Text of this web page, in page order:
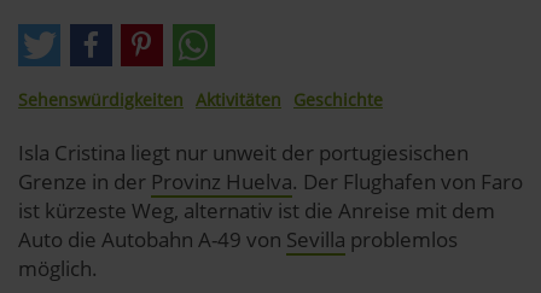
Sehenswürdigkeiten Aktivitäten Geschichte
Isla Cristina liegt nur unweit der portugiesischen
Grenze in der Provinz Huelva. Der Flughafen von Faro
ist kürzeste Weg, alternativ ist die Anreise mit dem
Auto die Autobahn A-49 von Sevilla problemlos
möglich.